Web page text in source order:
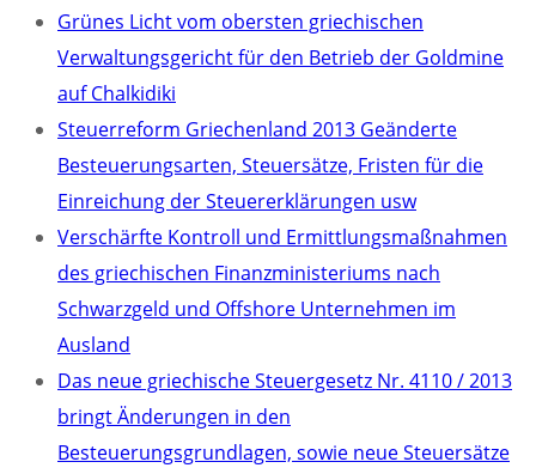
Grünes Licht vom obersten griechischen
Verwaltungsgericht für den Betrieb der Goldmine
auf Chalkidiki
Steuerreform Griechenland 2013 Geänderte
Besteuerungsarten, Steuersätze, Fristen für die
Einreichung der Steuererklärungen usw
Verschärfte Kontroll und Ermittlungsmaßnahmen
des griechischen Finanzministeriums nach
Schwarzgeld und Offshore Unternehmen im
Ausland
Das neue griechische Steuergesetz Nr. 4110 / 2013
bringt Änderungen in den
Besteuerungsgrundlagen, sowie neue Steuersätze